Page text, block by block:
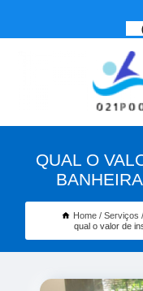
QUAL O
Home Serviços
qual o valor de